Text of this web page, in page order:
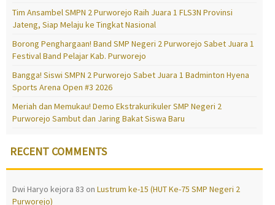
Tim Ansambel SMPN 2 Purworejo Raih Juara 1 FLS3N Provinsi
Jateng, Siap Melaju ke Tingkat Nasional
Borong Penghargaan! Band SMP Negeri 2 Purworejo Sabet Juara 1
Festival Band Pelajar Kab. Purworejo
Bangga! Siswi SMPN 2 Purworejo Sabet Juara 1 Badminton Hyena
Sports Arena Open #3 2026
Meriah dan Memukau! Demo Ekstrakurikuler SMP Negeri 2
Purworejo Sambut dan Jaring Bakat Siswa Baru
RECENT COMMENTS
Dwi Haryo kejora 83 on Lustrum ke-15 (HUT Ke-75 SMP Negeri 2
Purworejo)